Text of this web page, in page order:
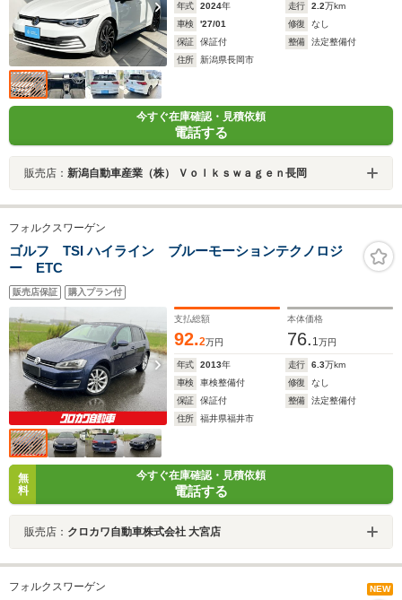
年式 2024年 走行 2.2万km
車検
'27/01 修復
なし
保証
保証付 整備
法定整備付
住所
新潟県長岡市
今すぐ在庫確認・見積依頼
電話する
販売店： 新潟自動車産業（株） Ｖｏｌｋｓｗａｇｅｎ長岡
フォルクスワーゲン
ゴルフ TSI ハイライン ブルーモーションテクノロジ
ー ETC
販売店保証 購入プラン付
支払総額
92.2万円
本体価格
76. 1万円
年式 2013年 走行 6.3万km
車検
車検整備付 修復
なし
保証
保証付 整備
法定整備付
住所
福井県福井市
無
料
今すぐ在庫確認・見積依頼
電話する
販売店： クロカワ自動車株式会社 大宮店
フォルクスワーゲン NEW